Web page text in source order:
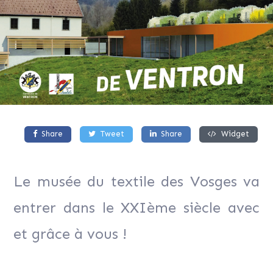
Share Tweet Share Widget
Le musée du textile des Vosges va
entrer dans le XXIème siècle avec
et grâce à vous !